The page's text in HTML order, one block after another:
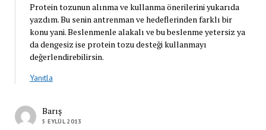
Protein tozunun alınma ve kullanma önerilerini yukarıda
yazdım. Bu senin antrenman ve hedeflerinden farklı bir
konu yani. Beslenmenle alakalı ve bu beslenme yetersiz ya
da dengesiz ise protein tozu desteği kullanmayı
değerlendirebilirsin.
Yanıtla
Barış
5 EYLÜL 2013